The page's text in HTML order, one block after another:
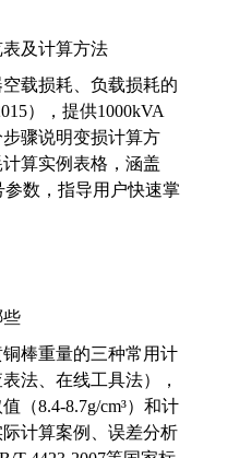
及计算方法
载损耗、负载损耗的
），提供1000kVA
骤说明变损计算方
算实例表格，涵盖
参数，指导用户快速掌
些
棒重量的三种常用计
法、在线工具法），
（8.4-8.7g/cm³）和计
计算案例、误差分析